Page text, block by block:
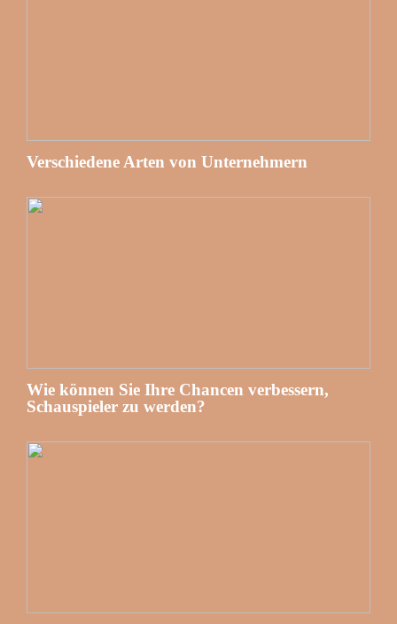
Verschiedene Arten von Unternehmern
Wie können Sie Ihre Chancen verbessern,
Schauspieler zu werden?